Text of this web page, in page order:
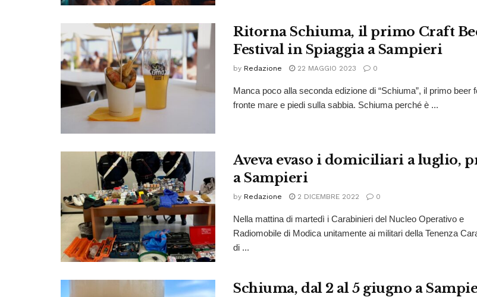
Ritorna Schiuma, il primo Craft
Festival in Spiaggia a Sampieri
by Redazione 22 MAGGIO 2023 0
Manca poco alla seconda edizione di “Schiuma”, il primo beer
fronte mare e piedi sulla sabbia. Schiuma perché è ...
Aveva evaso i domiciliari a luglio,
a Sampieri
by Redazione 2 DICEMBRE 2022 0
Nella mattina di martedì i Carabinieri del Nucleo Operativo e
Radiomobile di Modica unitamente ai militari della Tenenza
di ...
Schiuma, dal 2 al 5 giugno a